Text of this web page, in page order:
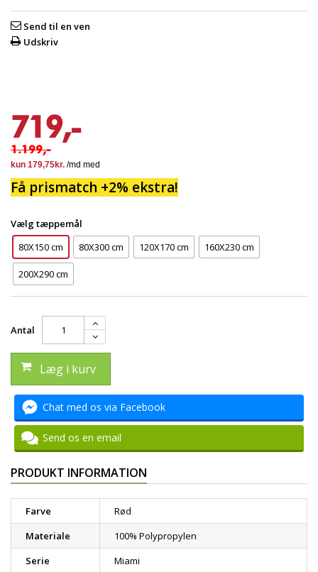
Send til en ven
Udskriv
719,-
1.199,-
Få prismatch +2% ekstra!
Vælg tæppemål
80X150 cm
80X300 cm 120X170 cm 160X230 cm
200X290 cm
Antal
Læg i kurv
Chat med os via Facebook
Send os en email
PRODUKT INFORMATION
Farve
Rød
Materiale
100% Polypropylen
Serie
Miami